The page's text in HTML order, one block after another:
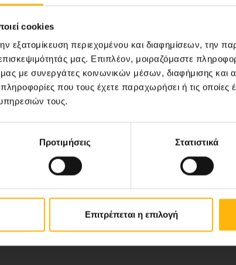
cookies
εξατομίκευση περιεχομένου και διαφημίσεων, την
μας. Επιπλέον, μοιραζόμαστε
μας με συνεργάτες κοινωνικών μέσων, διαφήμισης
που τους έχετε παραχωρήσει ή τις οποίες
τους.
Προτιμήσεις Στατιστικά
Επιτρέπεται η επιλογή
41222